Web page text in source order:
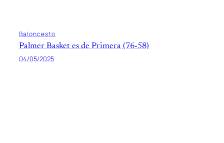
Baloncesto
Palmer Basket es de Primera (76-58)
04/05/2025